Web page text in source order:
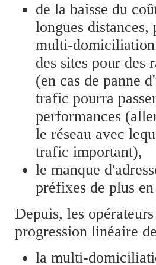
de la baisse du
longues distances,
multi-
des sites pour des
(en cas de panne
trafic pourra
performances
le réseau avec
trafic important),
le manque
préfixes de plus
Depuis, les
progression linéaire
la multi-